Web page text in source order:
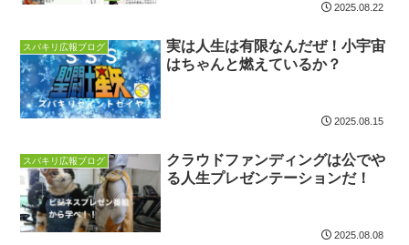
2025.08.22
スバキリ広報ブログ
実は人生は有限なんだぜ！小宇宙
はちゃんと燃えているか？
2025.08.15
スバキリ広報ブログ
クラウドファンディングは公でや
る人生プレゼンテーションだ！
2025.08.08